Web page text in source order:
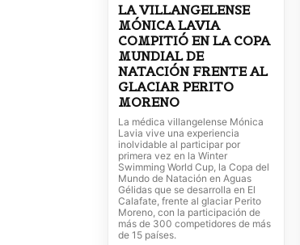
LA VILLANGELENSE
MÓNICA LAVIA
COMPITIÓ EN LA COPA
MUNDIAL DE
NATACIÓN FRENTE AL
GLACIAR PERITO
MORENO
La médica villangelense Mónica
Lavia vive una experiencia
inolvidable al participar por
primera vez en la Winter
Swimming World Cup, la Copa del
Mundo de Natación en Aguas
Gélidas que se desarrolla en El
Calafate, frente al glaciar Perito
Moreno, con la participación de
más de 300 competidores de más
de 15 países.